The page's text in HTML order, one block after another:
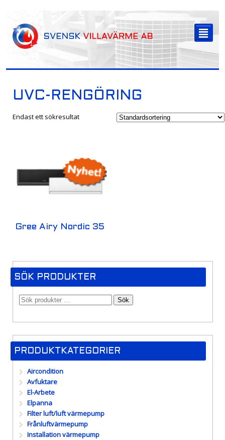
²
UVC-RENGÖRING
Endast ett sökresultat
Gree Airy Nordic 35
SÖK PRODUKTER
Sök
PRODUKTKATEGORIER
Aircondition
Avfuktare
El-Arbete
Elpanna
Filter luft/luft värmepump
Frånluftvärmepump
Installation värmepump